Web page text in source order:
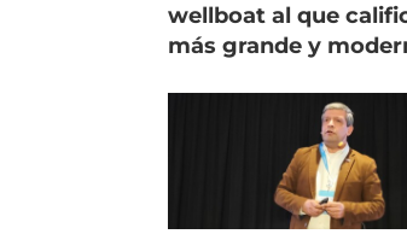
wellboat al que
más grande y